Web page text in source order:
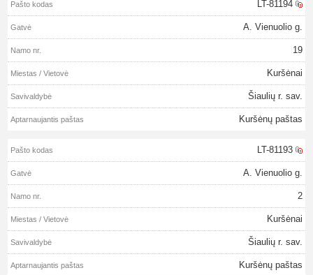
LT-81194
A. Vienuolio g.
19
Kuršėnai
Šiaulių r. sav.
Kuršėnų paštas
LT-81193
A. Vienuolio g.
2
Kuršėnai
Šiaulių r. sav.
Kuršėnų paštas